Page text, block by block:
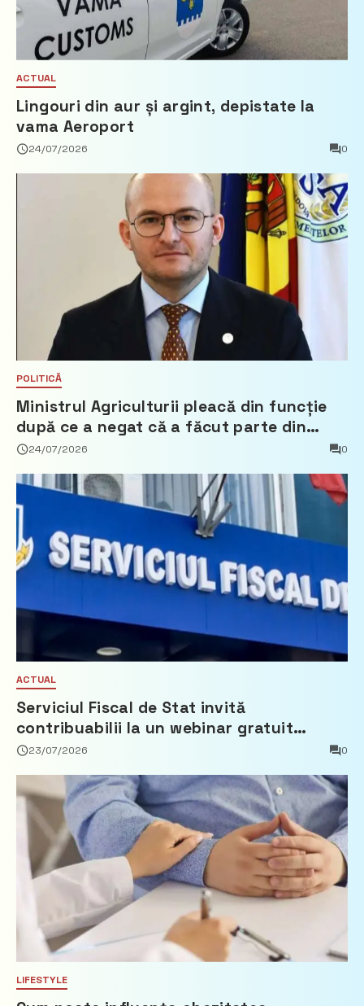
ACTUAL
Lingouri din aur și argint, depistate la
vama Aeroport
24/07/2026 0
POLITICĂ
Ministrul Agriculturii pleacă din funcție
după ce a negat că a făcut parte din
Partidul Democrat
24/07/2026 0
ACTUAL
Serviciul Fiscal de Stat invită
contribuabilii la un webinar gratuit
privind calculul impozitului pe bunurile
23/07/2026 0
LIFESTYLE